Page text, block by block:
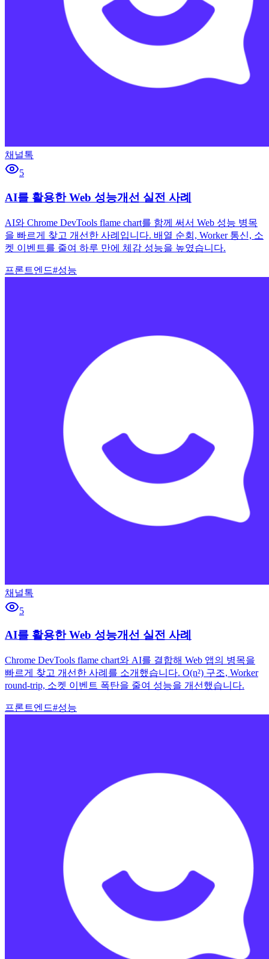
채널톡
5
AI를 활용한 Web 성능개선 실전 사례
AI와 Chrome DevTools flame chart를 함께 써서 Web 성능 병목
을 빠르게 찾고 개선한 사례입니다. 배열 순회, Worker 통신, 소
켓 이벤트를 줄여 하루 만에 체감 성능을 높였습니다.
프론트엔드#성능
채널톡
5
AI를 활용한 Web 성능개선 실전 사례
Chrome DevTools flame chart와 AI를 결합해 Web 앱의 병목을
빠르게 찾고 개선한 사례를 소개했습니다. O(n²) 구조, Worker
round-trip, 소켓 이벤트 폭탄을 줄여 성능을 개선했습니다.
프론트엔드#성능